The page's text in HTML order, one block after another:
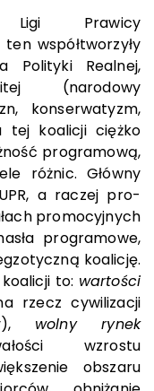
Ligi Prawicy
współtworzyły
Polityki Realnej,
(narodowy
konserwatyzm,
tej koalicji ciężko
programową,
różnic. Główny
a raczej pro-
promocyjnych
programowe,
koalicję.
to: wartości
rzecz cywilizacji
wolny rynek
wzrostu
obszaru